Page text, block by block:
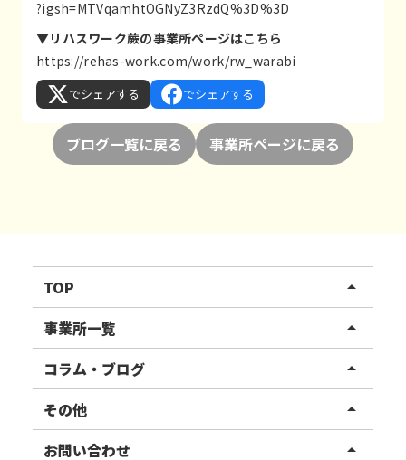
?igsh=MTVqamhtOGNyZ3RzdQ%3D%3D
▼リハスワーク蕨の事業所ページはこちら
https://rehas-work.com/work/rw_warabi
でシェアする でシェアする
ブログ一覧に戻る 事業所ページに戻る
TOP arrow_drop_up
リハスワーク
リハスファーム
事業所一覧 arrow_drop_up
関東エリア
東北エリア
甲信越エリア
コラム・ブログ arrow_drop_up
事業所ブログ
ご利用者様の声
その他 arrow_drop_up
お知らせ
お問い合わせ arrow_drop_up